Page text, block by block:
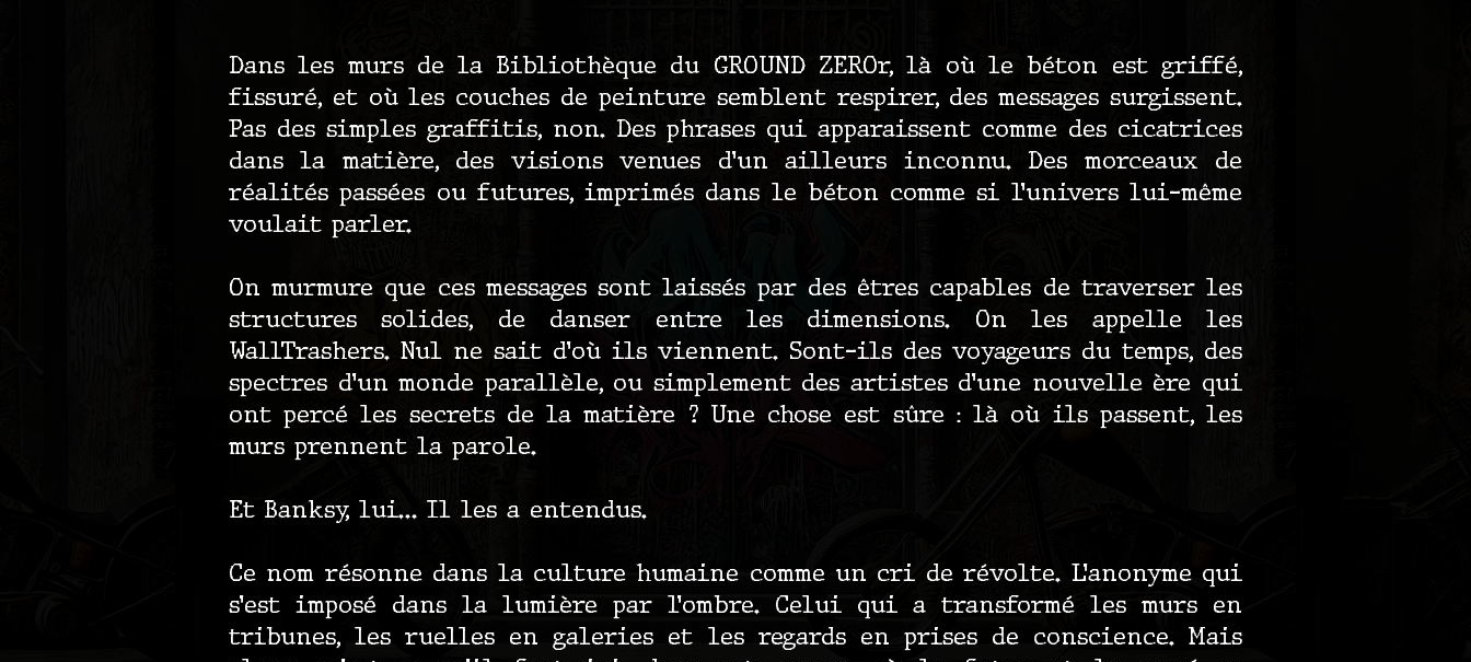
Dans les murs de la Bibliothèque du GROUND ZEROr, là où le béton est griffé,
fissuré, et où les couches de peinture semblent respirer, des messages surgissent.
Pas des simples graffitis, non. Des phrases qui apparaissent comme des cicatrices
dans la matière, des visions venues d’un ailleurs inconnu. Des morceaux de
réalités passées ou futures, imprimés dans le béton comme si l’univers lui-même
voulait parler.
On murmure que ces messages sont laissés par des êtres capables de traverser les
structures solides, de danser entre les dimensions. On les appelle les
WallTrashers. Nul ne sait d’où ils viennent. Sont-ils des voyageurs du temps, des
spectres d’un monde parallèle, ou simplement des artistes d’une nouvelle ère qui
ont percé les secrets de la matière ? Une chose est sûre : là où ils passent, les
murs prennent la parole.
Et Banksy, lui… Il les a entendus.
Ce nom résonne dans la culture humaine comme un cri de révolte. L’anonyme qui
s’est imposé dans la lumière par l’ombre. Celui qui a transformé les murs en
tribunes, les ruelles en galeries et les regards en prises de conscience. Mais